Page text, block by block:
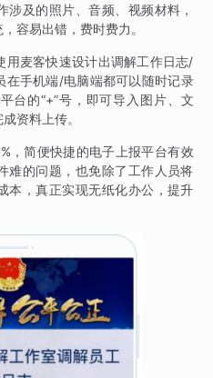
及的照片、音频、视频材料，
容易出错，费时费力。
用麦客快速设计出调解工作日志/
在手机端/电脑端都可以随时记录
台的“+”号，即可导入图片、文
资料上传。
，简便快捷的电子上报平台有效
难的问题，也免除了工作人员将
本，真正实现无纸化办公，提升